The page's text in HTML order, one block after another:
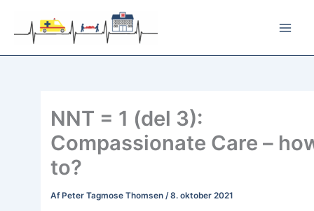
indholdet
NNT = 1 (del 3):
Compassionate Care –
to?
AfPeter Tagmose Thomsen/8. oktober 2021